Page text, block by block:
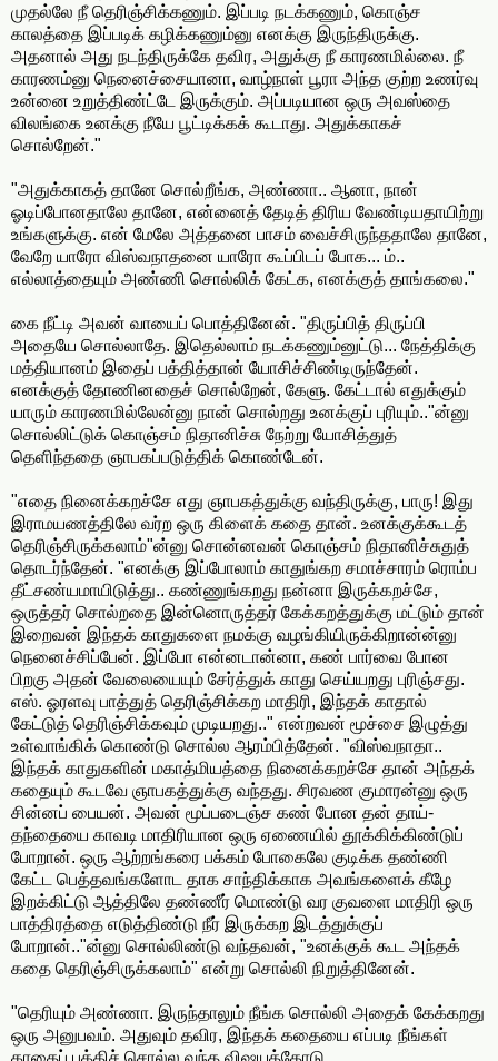
முதல்லே நீ தெரிஞ்சிக்கணும். இப்படி நடக்கணும், கொஞ்ச
காலத்தை இப்படிக் கழிக்கணும்னு எனக்கு இருந்திருக்கு.
அதனால் அது நடந்திருக்கே தவிர, அதுக்கு நீ காரணமில்லை. நீ
காரணம்னு நெனைச்சையானா, வாழ்நாள் பூரா அந்த குற்ற உணர்வு
உன்னை உறுத்திண்ட்டே இருக்கும். அப்படியான ஒரு அவஸ்தை
விலங்கை உனக்கு நீயே பூட்டிக்கக் கூடாது. அதுக்காகச்
சொல்றேன்."
"அதுக்காகத் தானே சொல்றீங்க, அண்ணா.. ஆனா, நான்
ஓடிப்போனதாலே தானே, என்னைத் தேடித் திரிய வேண்டியதாயிற்று
உங்களுக்கு. என் மேலே அத்தனை பாசம் வைச்சிருந்ததாலே தானே,
வேறே யாரோ விஸ்வநாதனை யாரோ கூப்பிடப் போக... ம்..
எல்லாத்தையும் அண்ணி சொல்லிக் கேட்க, எனக்குத் தாங்கலை."
கை நீட்டி அவன் வாயைப் பொத்தினேன். "திருப்பித் திருப்பி
அதையே சொல்லாதே. இதெல்லாம் நடக்கணும்னுட்டு... நேத்திக்கு
மத்தியானம் இதைப் பத்தித்தான் யோசிச்சிண்டிருந்தேன்.
எனக்குத் தோணினதைச் சொல்றேன், கேளு. கேட்டால் எதுக்கும்
யாரும் காரணமில்லேன்னு நான் சொல்றது உனக்குப் புரியும்.."ன்னு
சொல்லிட்டுக் கொஞ்சம் நிதானிச்சு நேற்று யோசித்துத்
தெளிந்ததை ஞாபகப்படுத்திக் கொண்டேன்.
"எதை நினைக்கறச்சே எது ஞாபகத்துக்கு வந்திருக்கு, பாரு! இது
இராமயணத்திலே வர்ற ஒரு கிளைக் கதை தான். உனக்குக்கூடத்
தெரிஞ்சிருக்கலாம்"ன்னு சொன்னவன் கொஞ்சம் நிதானிச்சுதுத்
தொடர்ந்தேன். "எனக்கு இப்போலாம் காதுங்கற சமாச்சாரம் ரொம்ப
தீட்சண்யமாயிடுத்து.. கண்ணுங்கறது நன்னா இருக்கறச்சே,
ஒருத்தர் சொல்றதை இன்னொருத்தர் கேக்கறத்துக்கு மட்டும் தான்
இறைவன் இந்தக் காதுகளை நமக்கு வழங்கியிருக்கிறான்ன்னு
நெனைச்சிப்பேன். இப்போ என்னடான்னா, கண் பார்வை போன
பிறகு அதன் வேலையையும் சேர்த்துக் காது செய்யறது புரிஞ்சது.
எஸ். ஓரளவு பாத்துத் தெரிஞ்சிக்கற மாதிரி, இந்தக் காதால்
கேட்டுத் தெரிஞ்சிக்கவும் முடியறது.." என்றவன் மூச்சை இழுத்து
உள்வாங்கிக் கொண்டு சொல்ல ஆரம்பித்தேன். "விஸ்வநாதா..
இந்தக் காதுகளின் மகாத்மியத்தை நினைக்கறச்சே தான் அந்தக்
கதையும் கூடவே ஞாபகத்துக்கு வந்தது. சிரவண குமாரன்னு ஒரு
சின்னப் பையன். அவன் மூப்படைஞ்ச கண் போன தன் தாய்-
தந்தையை காவடி மாதிரியான ஒரு ஏணையில் தூக்கிக்கிண்டுப்
போறான். ஒரு ஆற்றங்கரை பக்கம் போகைலே குடிக்க தண்ணி
கேட்ட பெத்தவங்களோட தாக சாந்திக்காக அவங்களைக் கீழே
இறக்கிட்டு ஆத்திலே தண்ணீர் மொண்டு வர குவளை மாதிரி ஒரு
பாத்திரத்தை எடுத்திண்டு நீர் இருக்கற இடத்துக்குப்
போறான்.."ன்னு சொல்லிண்டு வந்தவன், "உனக்குக் கூட அந்தக்
கதை தெரிஞ்சிருக்கலாம்" என்று சொல்லி நிறுத்தினேன்.
"தெரியும் அண்ணா. இருந்தாலும் நீங்க சொல்லி அதைக் கேக்கறது
ஒரு அனுபவம். அதுவும் தவிர, இந்தக் கதையை எப்படி நீங்கள்
காதைப் பத்திச் சொல்ல வந்த விஷயத்தோடு